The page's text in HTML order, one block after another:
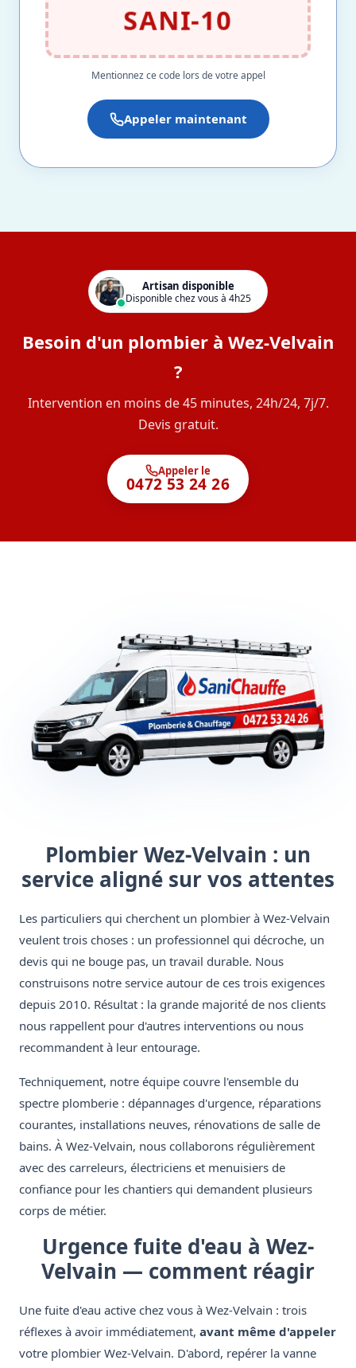
SANI-10
Mentionnez ce code lors de votre appel
Appeler maintenant
Artisan disponible
Disponible chez vous à 4h25
Besoin d'un plombier à Wez-Velvain
?
Intervention en moins de 45 minutes, 24h/24, 7j/7.
Devis gratuit.
Appeler le
0472 53 24 26
Plombier Wez-Velvain : un
service aligné sur vos attentes
Les particuliers qui cherchent un plombier à Wez-Velvain
veulent trois choses : un professionnel qui décroche, un
devis qui ne bouge pas, un travail durable. Nous
construisons notre service autour de ces trois exigences
depuis 2010. Résultat : la grande majorité de nos clients
nous rappellent pour d'autres interventions ou nous
recommandent à leur entourage.
Techniquement, notre équipe couvre l'ensemble du
spectre plomberie : dépannages d'urgence, réparations
courantes, installations neuves, rénovations de salle de
bains. À Wez-Velvain, nous collaborons régulièrement
avec des carreleurs, électriciens et menuisiers de
confiance pour les chantiers qui demandent plusieurs
corps de métier.
Urgence fuite d'eau à Wez-
Velvain — comment réagir
Une fuite d'eau active chez vous à Wez-Velvain : trois
réflexes à avoir immédiatement, avant même d'appeler
votre plombier Wez-Velvain. D'abord, repérer la vanne